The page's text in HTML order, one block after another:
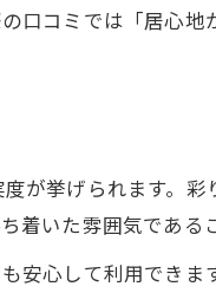
口コミでは「居心地
が挙げられます。彩
いた雰囲気である
安心して利用できま